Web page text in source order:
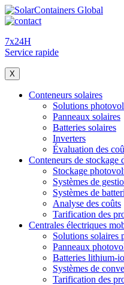
7x24H
Service rapide
X
Conteneurs solaires
Solutions
Panneaux solaires
Batteries solaires
Inverters
Évaluation des
Conteneurs de stockage
Stockage
Systèmes de
Systèmes de
Analyse des coûts
Tarification des
Centrales électriques
Solutions solaires
Panneaux
Batteries lithium-
Systèmes de
Tarification des